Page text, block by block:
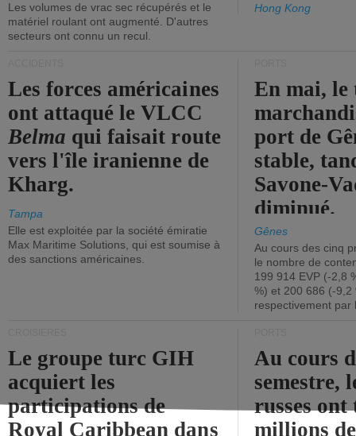
Les volumes de vrac sec récupérés et le
matériel roulant ont augmenté. D'autres
secteurs ont connu un recul.
Hong Kong
Les forces américaines
ont attaqué le VLCC
Belma qui faisait route
vers l'île iranienne de
Kharg.
Tampa
Elle est exploitée par la société émiratie
Max Maritime Solutions, qui est soumise à
des sanctions américaines.
En mai, le
port de
stable,
Savone-
diminué.
Gênes
Au cours des cinq
le nombre de
199 914 EVP (-2,8
%) et 200 686 (-9,2
respectivement par
Le groupe turc GIH
acquiert les
participations de
Royal Caribbean dans
Au cours
semestre,
russes
millions